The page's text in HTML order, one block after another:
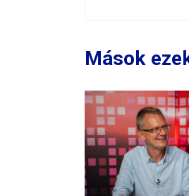
Mások